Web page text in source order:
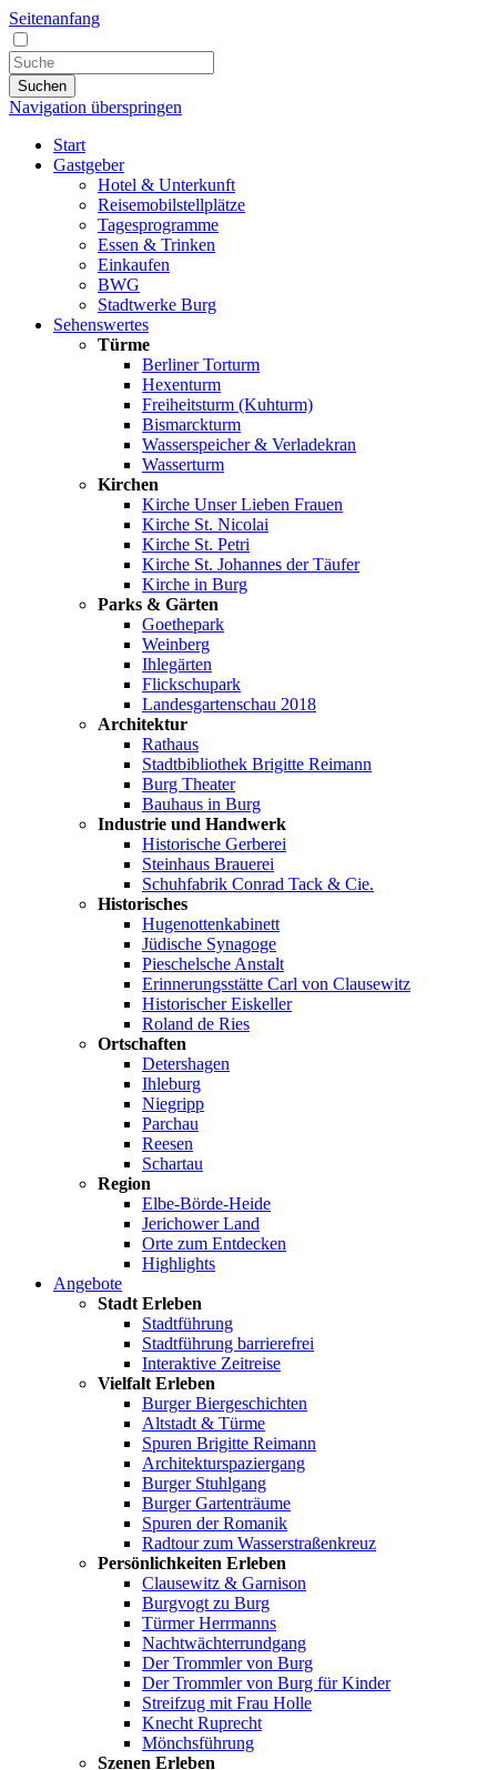
Seitenanfang
Suchen
Navigation überspringen
Start
Gastgeber
Hotel & Unterkunft
Reisemobilstellplätze
Tagesprogramme
Essen & Trinken
Einkaufen
BWG
Stadtwerke Burg
Sehenswertes
Türme
Berliner Torturm
Hexenturm
Freiheitsturm (Kuhturm)
Bismarckturm
Wasserspeicher & Verladekran
Wasserturm
Kirchen
Kirche Unser Lieben Frauen
Kirche St. Nicolai
Kirche St. Petri
Kirche St. Johannes der Täufer
Kirche in Burg
Parks & Gärten
Goethepark
Weinberg
Ihlegärten
Flickschupark
Landesgartenschau 2018
Architektur
Rathaus
Stadtbibliothek Brigitte Reimann
Burg Theater
Bauhaus in Burg
Industrie und Handwerk
Historische Gerberei
Steinhaus Brauerei
Schuhfabrik Conrad Tack & Cie.
Historisches
Hugenottenkabinett
Jüdische Synagoge
Pieschelsche Anstalt
Erinnerungsstätte Carl von Clausewitz
Historischer Eiskeller
Roland de Ries
Ortschaften
Detershagen
Ihleburg
Niegripp
Parchau
Reesen
Schartau
Region
Elbe-Börde-Heide
Jerichower Land
Orte zum Entdecken
Highlights
Angebote
Stadt Erleben
Stadtführung
Stadtführung barrierefrei
Interaktive Zeitreise
Vielfalt Erleben
Burger Biergeschichten
Altstadt & Türme
Spuren Brigitte Reimann
Architekturspaziergang
Burger Stuhlgang
Burger Gartenträume
Spuren der Romanik
Radtour zum Wasserstraßenkreuz
Persönlichkeiten Erleben
Clausewitz & Garnison
Burgvogt zu Burg
Türmer Herrmanns
Nachtwächterrundgang
Der Trommler von Burg
Der Trommler von Burg für Kinder
Streifzug mit Frau Holle
Knecht Ruprecht
Mönchsführung
Szenen Erleben